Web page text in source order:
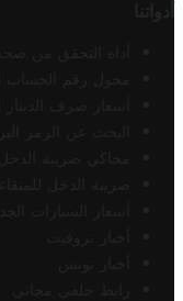
أدواتنا
أداة التحقق من
محول رقم الحساب
أسعار صرف الدينار
البحث عن الرمز
محاكي ضريبة
ضريبة الدخل
أسعار السيارات
أخبار تروفيت
أخبار تونس
رابط خلفي مجاني